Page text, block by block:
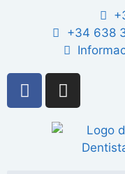
+34 638